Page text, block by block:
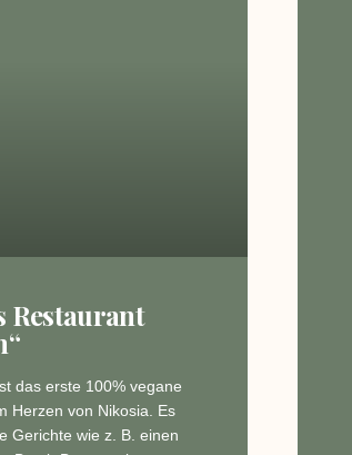
Restaurant
das erste 100% vegane
Herzen von Nikosia. Es
Gerichte wie z. B. einen